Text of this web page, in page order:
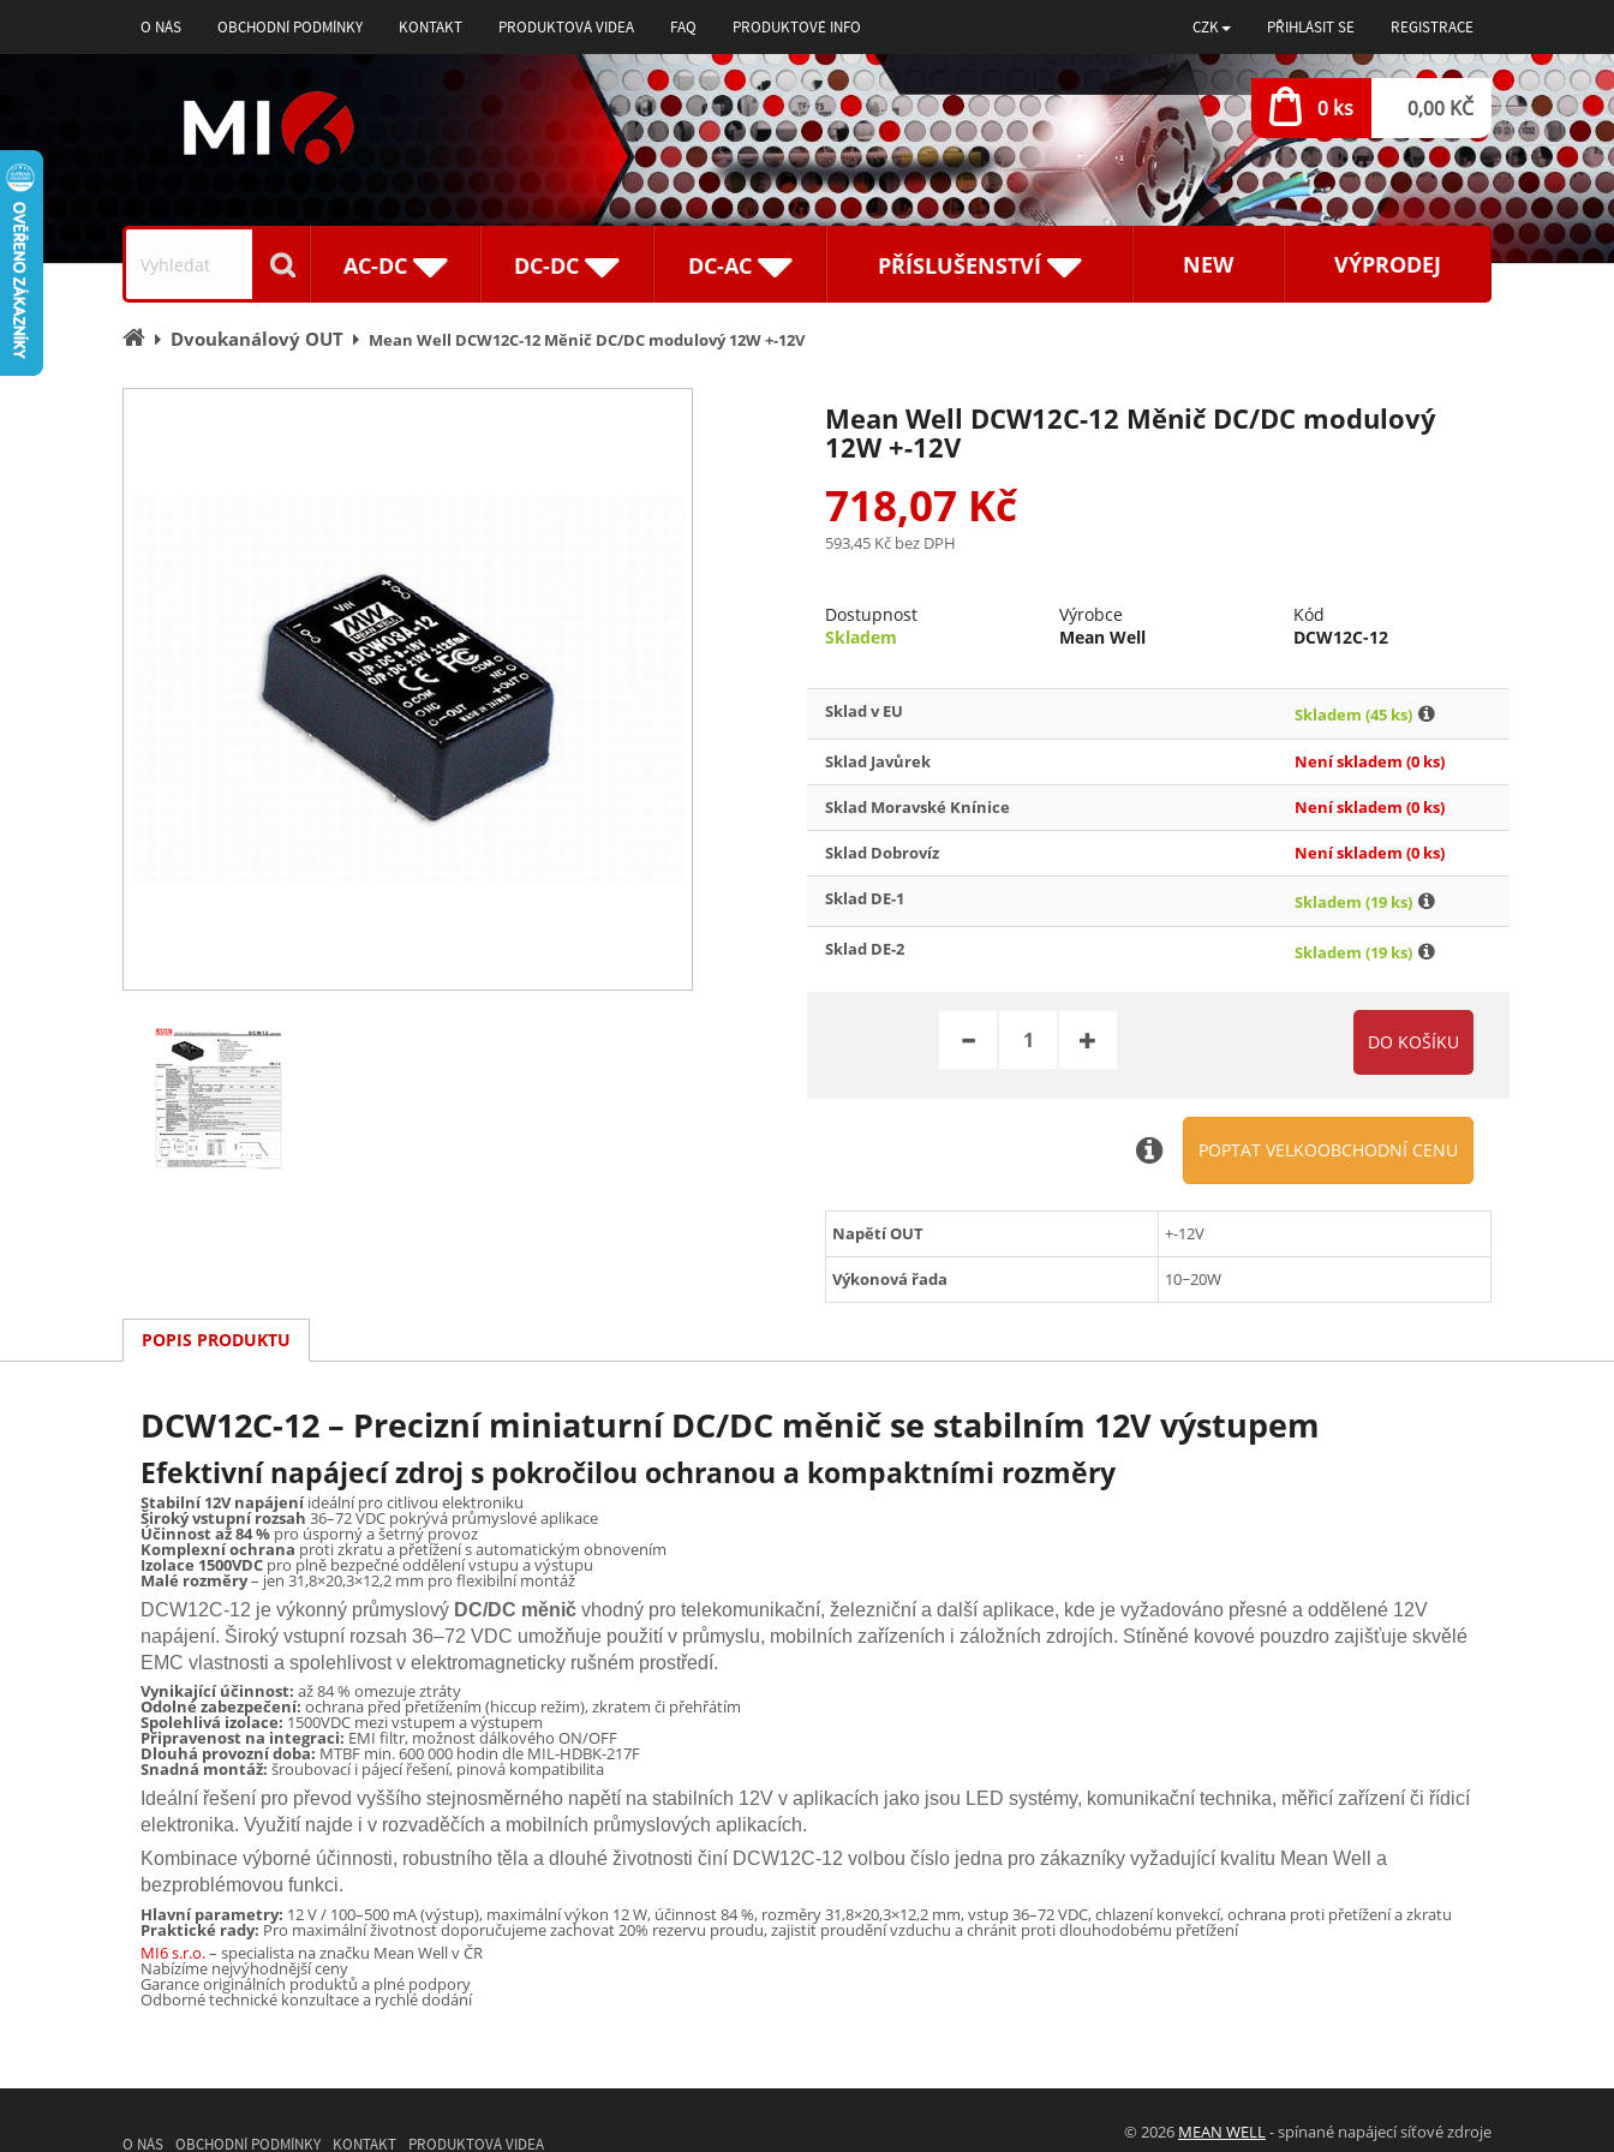
O NÁS OBCHODNÍ PODMÍNKY KONTAKT PRODUKTOVÁ VIDEA FAQ PRODUKTOVÉ INFO CZK PŘIHLÁSIT SE REGISTRACE
0 ks 0,00 KČ
Vyhledávání
AC-DC DC-DC DC-AC PŘÍSLUŠENSTVÍ NEW VÝPRODEJ
ÚvodníDvoukanálový OUT Mean Well DCW12C-12 Měnič DC/DC modulový 12W +-12V
Mean Well DCW12C-12 Měnič DC/DC modulový
12W +-12V
718,07 Kč
593,45 Kč bez DPH
Dostupnost
Skladem
Výrobce
Mean Well
Kód
DCW12C-12
Sklad v EU Skladem (45 ks)
Sklad Javůrek Není skladem (0 ks)
Sklad Moravské Knínice Není skladem (0 ks)
Sklad Dobrovíz Není skladem (0 ks)
Sklad DE-1 Skladem (19 ks)
Sklad DE-2 Skladem (19 ks)
POPTAT VELKOOBCHODNÍ CENU
Napětí OUT +-12V
Výkonová řada 10~20W
POPIS PRODUKTU
DCW12C-12 – Precizní miniaturní DC/DC měnič se stabilním 12V výstupem
Efektivní napájecí zdroj s pokročilou ochranou a kompaktními rozměry
Stabilní 12V napájeníideální pro citlivou elektroniku
Široký vstupní rozsah 36–72 VDC pokrývá průmyslové aplikace
Účinnost až 84 % pro úsporný a šetrný provoz
Komplexní ochrana proti zkratu a přetížení s automatickým obnovením
Izolace 1500VDC pro plně bezpečné oddělení vstupu a výstupu
Malé rozměry– jen 31,8×20,3×12,2 mm pro flexibilní montáž
DCW12C-12 je výkonný průmyslový DC/DC měnič vhodný pro telekomunikační, železniční a další aplikace, kde je vyžadováno přesné a oddělené 12V
napájení. Široký vstupní rozsah 36–72 VDC umožňuje použití v průmyslu, mobilních zařízeních i záložních zdrojích. Stíněné kovové pouzdro zajišťuje skvělé
EMC vlastnosti a spolehlivost v elektromagneticky rušném prostředí.
Vynikající účinnost: až 84 % omezuje ztráty
Odolné zabezpečení: ochrana před přetížením (hiccup režim), zkratem či přehřátím
Spolehlivá izolace: 1500VDC mezi vstupem a výstupem
Připravenost na integraci: EMI filtr, možnost dálkového ON/OFF
Dlouhá provozní doba: MTBF min. 600 000 hodin dle MIL-HDBK-217F
Snadná montáž: šroubovací i pájecí řešení, pinová kompatibilita
Ideální řešení pro převod vyššího stejnosměrného napětí na stabilních 12V v aplikacích jako jsou LED systémy, komunikační technika, měřicí zařízení či řídicí
elektronika. Využití najde i v rozvaděčích a mobilních průmyslových aplikacích.
Kombinace výborné účinnosti, robustního těla a dlouhé životnosti činí DCW12C-12 volbou číslo jedna pro zákazníky vyžadující kvalitu Mean Well a
bezproblémovou funkci.
Hlavní parametry: 12 V / 100–500 mA (výstup), maximální výkon 12 W, účinnost 84 %, rozměry 31,8×20,3×12,2 mm, vstup 36–72 VDC, chlazení konvekcí, ochrana proti přetížení a zkratu
Praktické rady: Pro maximální životnost doporučujeme zachovat 20% rezervu proudu, zajistit proudění vzduchu a chránit proti dlouhodobému přetížení
MI6 s.r.o.– specialista na značku Mean Well v ČR
Nabízíme nejvýhodnější ceny
Garance originálních produktů a plné podpory
Odborné technické konzultace a rychlé dodání
O NÁS OBCHODNÍ PODMÍNKY KONTAKT PRODUKTOVÁ VIDEA
© 2026 MEAN WELL - spínané napájecí síťové zdroje